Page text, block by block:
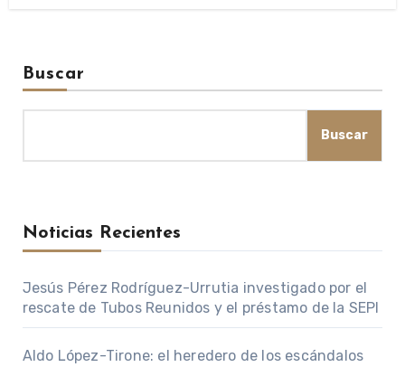
Buscar
Buscar
Noticias Recientes
Jesús Pérez Rodríguez-Urrutia investigado por el
rescate de Tubos Reunidos y el préstamo de la SEPI
Aldo López-Tirone: el heredero de los escándalos